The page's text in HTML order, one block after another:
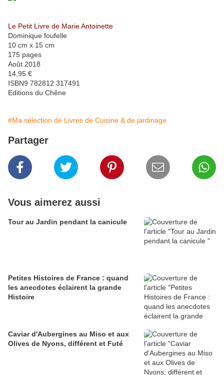
Le Petit Livre de Marie Antoinette
Dominique foufelle
10 cm x 15 cm
175 pages
Août 2018
14,95 €
ISBN9 782812 317491
Editions du Chêne
#Ma sélection de Livres de Cuisine & de jardinage
Partager
Vous aimerez aussi
Tour au Jardin pendant la canicule
Petites Histoires de France : quand
les anecdotes éclairent la grande
Histoire
Caviar d'Aubergines au Miso et aux
Olives de Nyons, différent et Futé